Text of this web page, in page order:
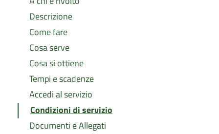
Descrizione
Come fare
Cosa serve
Cosa si ottiene
Tempi e scadenze
Accedi al servizio
Condizioni di servizio
Documenti e Allegati